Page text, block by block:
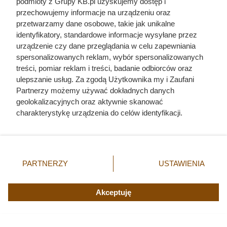
przechowujemy informacje na urządzeniu oraz
przetwarzamy dane osobowe, takie jak unikalne
identyfikatory, standardowe informacje wysyłane przez
urządzenie czy dane przeglądania w celu zapewniania
spersonalizowanych reklam, wybór spersonalizowanych
treści, pomiar reklam i treści, badanie odbiorców oraz
ulepszanie usług. Za zgodą Użytkownika my i Zaufani
Partnerzy możemy używać dokładnych danych
geolokalizacyjnych oraz aktywnie skanować
charakterystykę urządzenia do celów identyfikacji.
zmienić/wycofać klikając przycisk ustawień prywatności
znajdujący się w lewym dolnym rogu strony. Niektóre
użytkownika, ale masz prawo sprzeciwić się takiemu
przetwarzaniu. Preferencje będą miały zastosowania tylko
PARTNERZY USTAWIENIA
Akceptuję